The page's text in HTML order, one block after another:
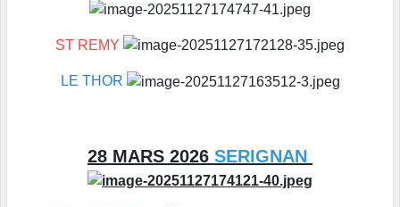
ST REMY
LE THOR
28 MARS 2026 SERIGNAN